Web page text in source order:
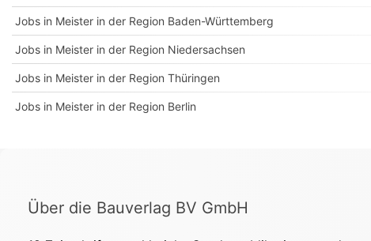
Jobs in Meister in der Region Baden-Württemberg
Jobs in Meister in der Region Niedersachsen
Jobs in Meister in der Region Thüringen
Jobs in Meister in der Region Berlin
Über die Bauverlag BV GmbH